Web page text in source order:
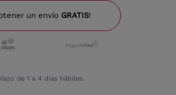
un envío GRATIS!
de 1 a 4 días hábiles.